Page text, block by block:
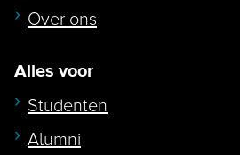
Over ons
Alles voor
Studenten
Alumni